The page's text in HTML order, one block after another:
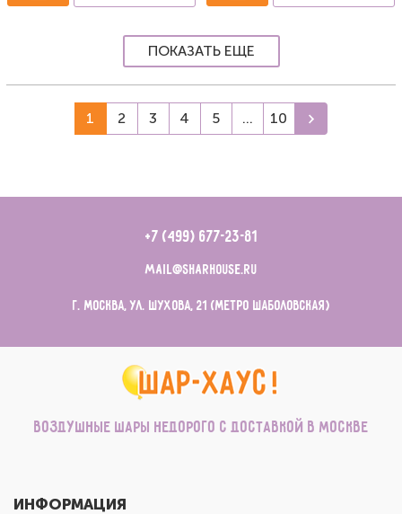
ПОКАЗАТЬ ЕЩЕ
1 2 3 4 5 ... 10
+7 (499) 677-23-81
mail@sharhouse.ru
г. Москва, ул. Шухова, 21 (метро Шаболовская)
Воздушные шары недорого с доставкой в Москве
ИНФОРМАЦИЯ